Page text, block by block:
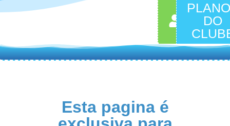
MINHA
CONTA
DO
Esta pagina é